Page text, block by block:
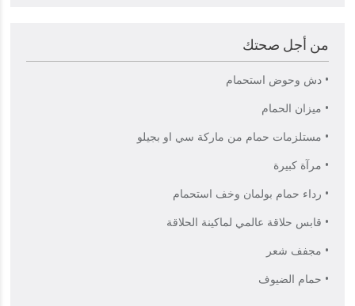
من أجل صحتك
• دش وحوض استحمام
• ميزان الحمام
• مستلزمات حمام من ماركة سي او بجيلو
• مرآة كبيرة
• رداء حمام بولمان وخف استحمام
• قابس حلاقة عالمي لماكينة الحلاقة
• مجفف شعر
• حمام الضيوف